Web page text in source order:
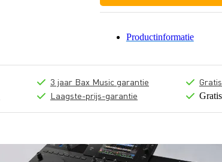
Productinformatie
3 jaar Bax Music garantie
Laagste-prijs-garantie